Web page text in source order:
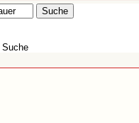
Suche